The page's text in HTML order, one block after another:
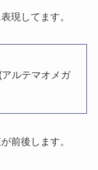
現してます。
ルテマオメガ
前後 します。